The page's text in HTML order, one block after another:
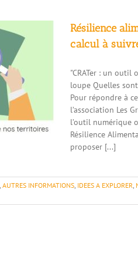
Résilience
calcul à
"CRATer : un outil
loupe Quelles
Pour répondre à
l’association Les
l’outil numérique
Résilience
proposer [...]
,AUTRES INFORMATIONS IDEES A EXPLORER